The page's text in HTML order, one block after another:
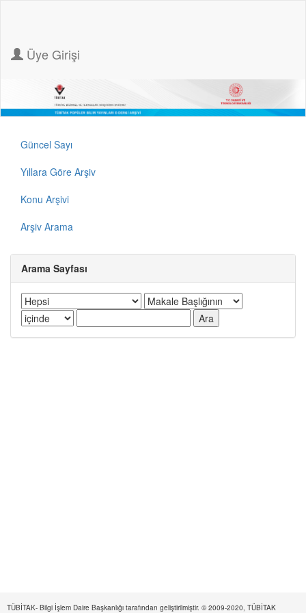
Üye Girişi
Güncel Sayı
Yıllara Göre Arşiv
Konu Arşivi
Arşiv Arama
Arama Sayfası
TÜBİTAK- Bilgi İşlem Daire Başkanlığı tarafından geliştirilmiştir. © 2009-2020, TÜBİTAK